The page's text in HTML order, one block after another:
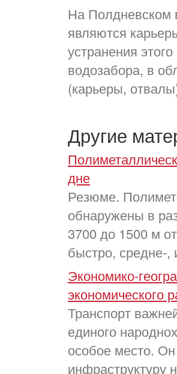
На Полдневском
являются
устранения
водозабора, в
(карьеры,
Другие
дне
Резюме.
обнаружены в
3700 до 1500 м
быстро, средне-
Экономико-
экономического
Транспорт
еди­ного
особое место.
инфраструктуру